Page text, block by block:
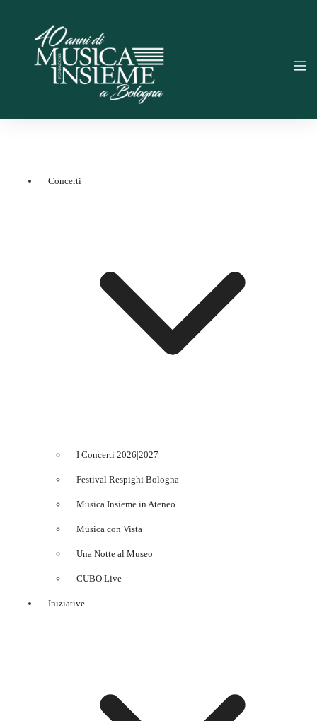
Concerti
I Concerti 2026|2027
Festival Respighi Bologna
Musica Insieme in Ateneo
Musica con Vista
Una Notte al Museo
CUBO Live
Iniziative